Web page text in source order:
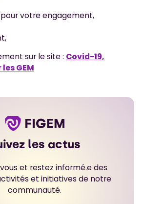
votre engagement,
sur le site : Covid-19,
GEM
les actus
et restez informé.e des
et initiatives de notre
communauté.